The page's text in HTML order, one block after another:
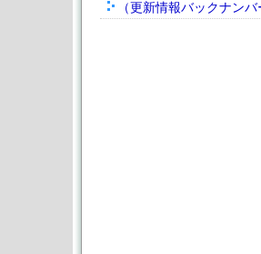
（更新情報バックナンバ